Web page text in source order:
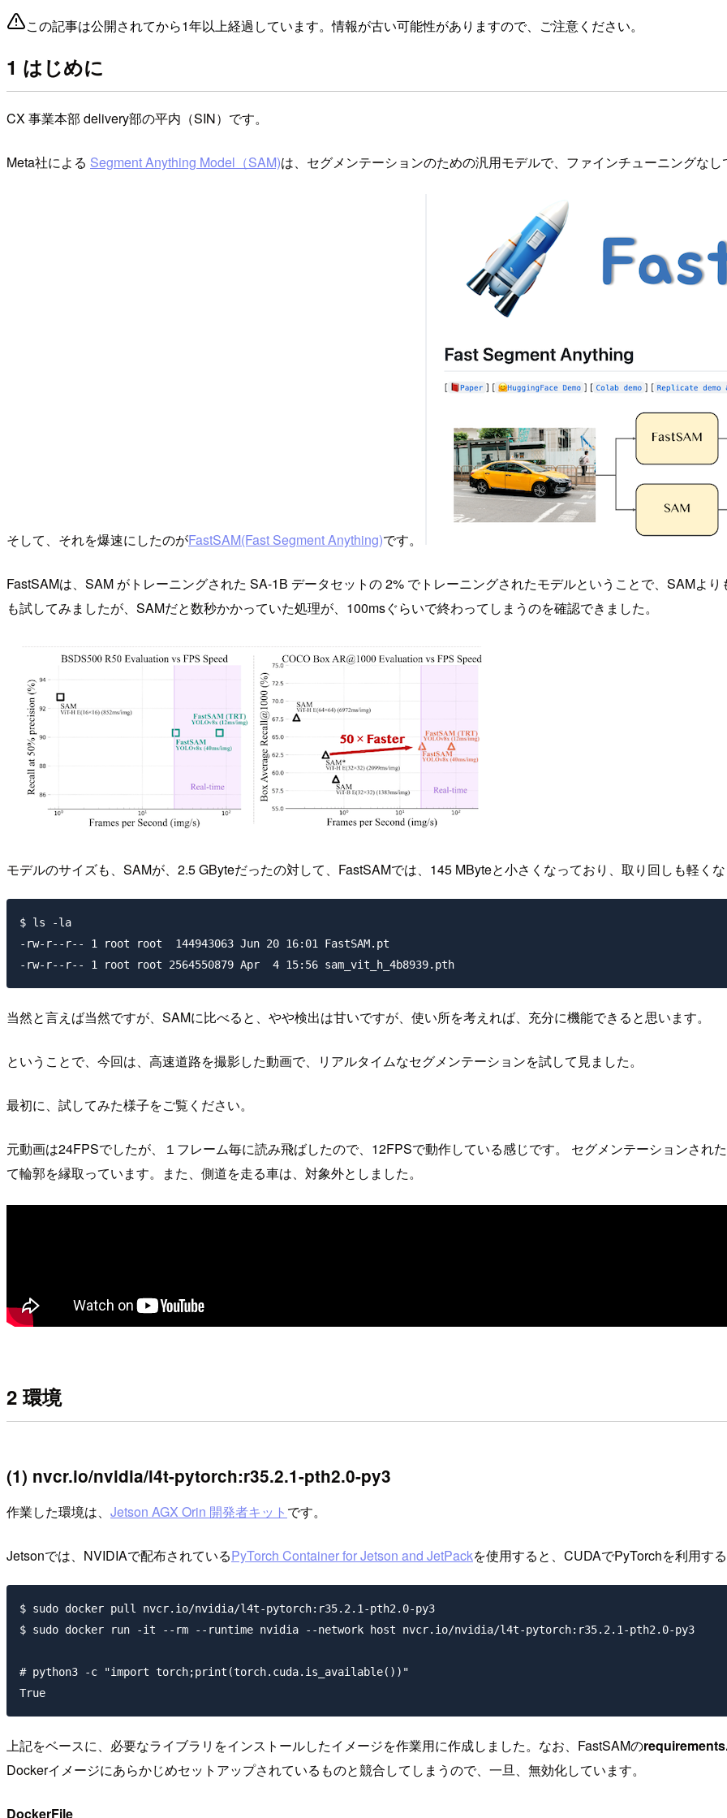
この記事は公開されてから1年以上経過しています。情報が古い可能性がありますので、ご注意ください。
1 はじめに
CX 事業本部 delivery部の平内（SIN）です。
Meta社による Segment Anything Model（SAM)は、セグメンテーションのための汎用モデルで、ファインチューニングな
そして、それを爆速にしたのがFastSAM(Fast Segment Anything)です。
FastSAMは、SAM がトレーニングされた SA-1B データセットの 2% でトレーニングされたモデルということで、SAMよ
も試してみましたが、SAMだと数秒かかっていた処理が、100msぐらいで終わってしまうのを確認できました。
モデルのサイズも、SAMが、2.5 GByteだったの対して、FastSAMでは、145 MByteと小さくなっており、取り回しも軽くな
$ ls -la
-rw-r--r-- 1 root root  144943063 Jun 20 16:01 FastSAM.pt
当然と言えば当然ですが、SAMに比べると、やや検出は甘いですが、使い所を考えれば、充分に機能できると思います。
ということで、今回は、高速道路を撮影した動画で、リアルタイムなセグメンテーションを試して見ました。
最初に、試してみた様子をご覧ください。
元動画は24FPSでしたが、１フレーム毎に読み飛ばしたので、12FPSで動作している感じです。 セグメンテーションされ
て輪郭を縁取っています。また、側道を走る車は、対象外としました。
2 環境
(1) nvcr.io/nvidia/l4t-pytorch:r35.2.1-pth2.0-py3
作業した環境は、 Jetson AGX Orin 開発者キット です。
Jetsonでは、NVIDIAで配布されているPyTorch Container for Jetson and JetPackを使用すると、CUDAでPyTorchを利用す
$ sudo docker pull nvcr.io/nvidia/l4t-pytorch:r35.2.1-pth2.0-py3
$ sudo docker run -it --rm --runtime nvidia --network host nvcr.io/nvidia/l4t-pytorch:r35.2.1-pth2.0-py3
# python3 -c "import torch;print(torch.cuda.is_available())"
上記をベースに、必要なライブラリをインストールしたイメージを作業用に作成しました。なお、FastSAMの
Dockerイメージにあらかじめセットアップされているものと競合してしまうので、一旦、無効化しています。
DockerFile